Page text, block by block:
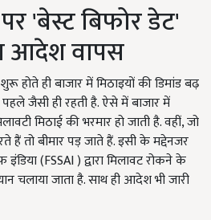
'बेस्ट बिफोर डेट'
आदेश वापस
होते ही बाजार में मिठाइयों की डिमांड बढ़
जैसी ही रहती है. ऐसे में बाजार में
मिठाई की भरमार हो जाती है. वहीं, जो
हैं तो बीमार पड़ जाते हैं. इसी के मद्देनजर
(FSSAI ) द्वारा मिलावट रोकने के
चलाया जाता है. साथ ही आदेश भी जारी